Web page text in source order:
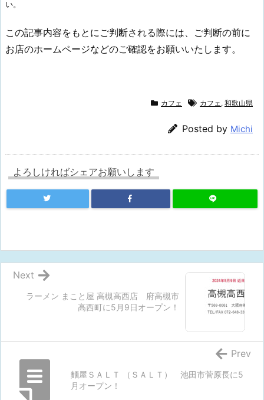
い。
この記事内容をもとにご判断される際には、ご判断の前に
お店のホームページなどのご確認をお願いいたします。
カフェ カフェ, 和歌山県
Posted by Michi
よろしければシェアお願いします
ラーメン まこと屋 高槻高西店 府高槻市
高西町に5月9日オープン！
Next
麵屋ＳＡＬＴ （ＳＡＬＴ） 池田市菅原長に5
月オープン！
Prev